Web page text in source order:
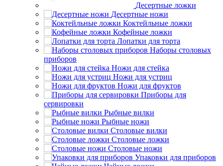
Десертные ложки
Десертные ножи
Коктейльные ложки
Кофейные ложки
Лопатки для торта
Наборы столовых
приборов
Ножи для стейка
Ножи для устриц
Ножи для фруктов
Приборы для
сервировки
Рыбные вилки
Рыбные ножи
Столовые вилки
Столовые ложки
Столовые ножи
Упаковки для приборов